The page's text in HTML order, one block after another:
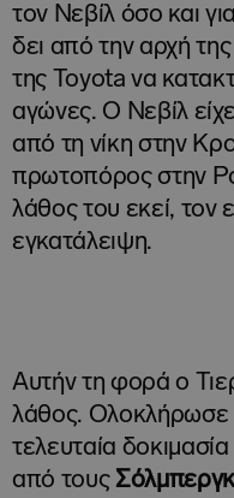
τον Νεβίλ όσο και
δει από την αρχή
της Toyota να
αγώνες. Ο Νεβίλ
από τη νίκη στην
πρωτοπόρος στην
λάθος του εκεί, τον
εγκατάλειψη.
Αυτήν τη φορά ο
λάθος. Ολοκλήρωσε
τελευταία
από τους